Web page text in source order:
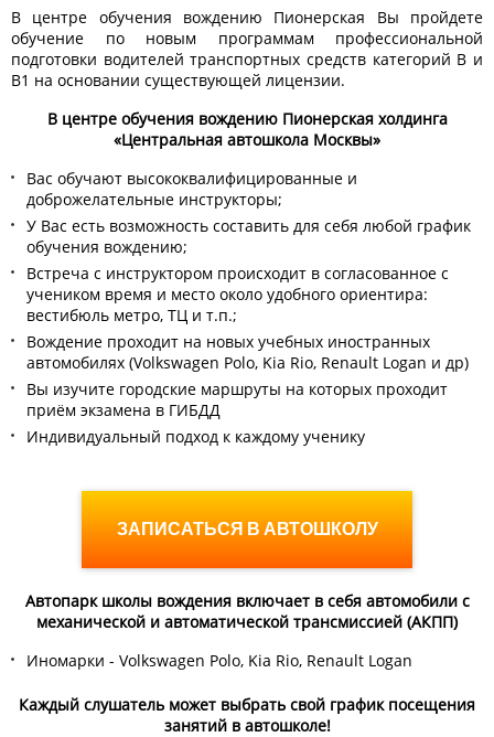
В центре обучения вождению Пионерская Вы пройдете
обучение по новым программам профессиональной
подготовки водителей транспортных средств категорий B и
B1 на основании существующей лицензии.
В центре обучения вождению Пионерская холдинга
«Центральная автошкола Москвы»
Вас обучают высококвалифицированные и
доброжелательные инструкторы;
У Вас есть возможность составить для себя любой график
обучения вождению;
Встреча с инструктором происходит в согласованное с
учеником время и место около удобного ориентира:
вестибюль метро, ТЦ и т.п.;
Вождение проходит на новых учебных иностранных
автомобилях (Volkswagen Polo, Kia Rio, Renault Logan и др)
Вы изучите городские маршруты на которых проходит
приём экзамена в ГИБДД
Индивидуальный подход к каждому ученику
ЗАПИСАТЬСЯ В АВТОШКОЛУ
Автопарк школы вождения включает в себя автомобили с
механической и автоматической трансмиссией (АКПП)
Иномарки - Volkswagen Polo, Kia Rio, Renault Logan
Каждый слушатель может выбрать свой график посещения
занятий в автошколе!